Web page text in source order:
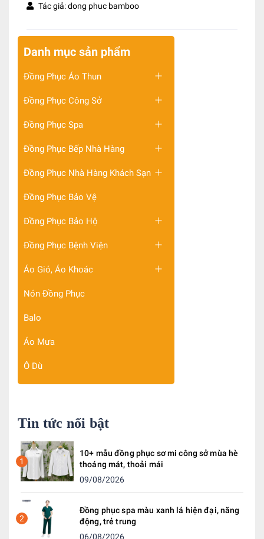
Tác giả: dong phuc bamboo
Danh mục sản phẩm
Đồng Phục Áo Thun
Đồng Phục Công Sở
Đồng Phục Spa
Đồng Phục Bếp Nhà Hàng
Đồng Phục Nhà Hàng Khách Sạn
Đồng Phục Bảo Vệ
Đồng Phục Bảo Hộ
Đồng Phục Bệnh Viện
Áo Gió, Áo Khoác
Nón Đồng Phục
Balo
Áo Mưa
Ô Dù
Tin tức nổi bật
1
10+ mẫu đồng phục sơ mi công sở mùa hè
thoáng mát, thoải mái
09/08/2026
2
Đồng phục spa màu xanh lá hiện đại, năng
động, trẻ trung
06/08/2026